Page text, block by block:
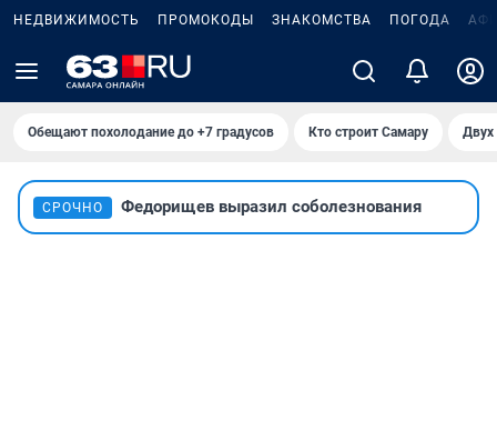
НЕДВИЖИМОСТЬ ПРОМОКОДЫ ЗНАКОМСТВА ПОГОДА
Обещают похолодание до +7 градусов Кто строит Самару Двух
СРОЧНО Федорищев выразил соболезнования